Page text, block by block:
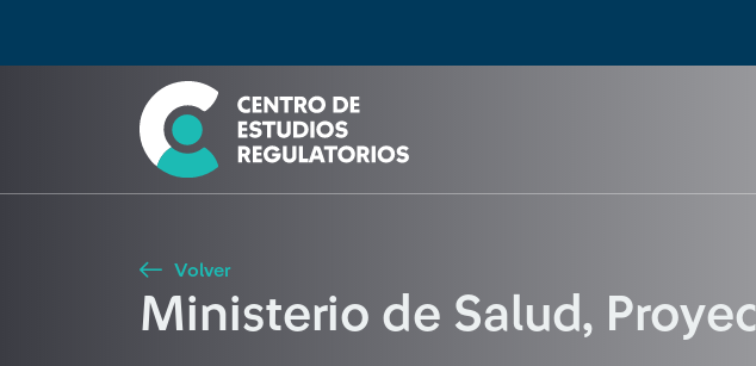
Seleccione país
Buscar
Volver
Ministerio de Salud,